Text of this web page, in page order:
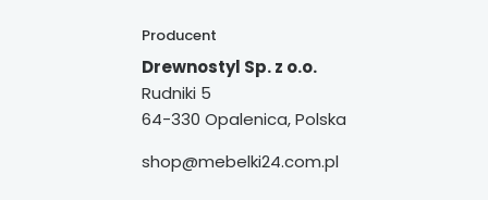
Producent
Drewnostyl Sp. z o.o.
Rudniki 5
64-330 Opalenica, Polska
shop@mebelki24.com.pl